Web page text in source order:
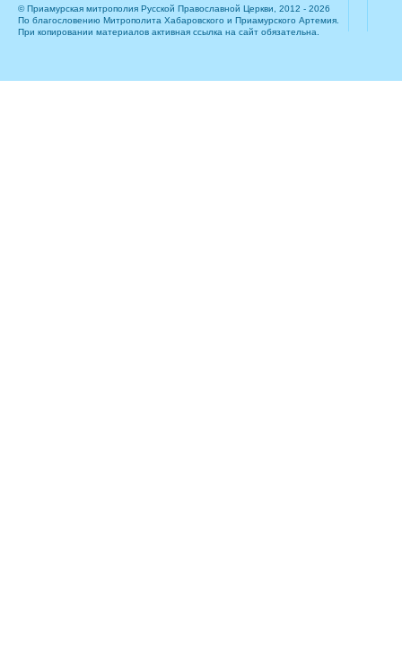
© Приамурская митрополия Русской Православной Церкви, 2012 - 2026
По благословению Митрополита Хабаровского и Приамурского Артемия.
При копировании материалов активная ссылка на сайт обязательна.